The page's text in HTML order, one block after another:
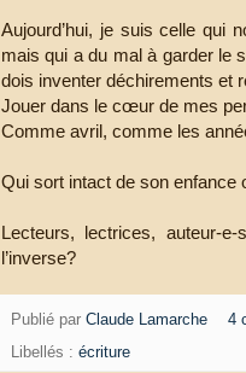
Aujourd’hui, je suis celle qui
mais qui a du mal à garder le
dois inventer déchirements et
Jouer dans le cœur de mes
Comme avril, comme les
Qui sort intact de son enfance
Lecteurs, lectrices, auteur-
l’inverse?
Publié par Claude Lamarche
4
Libellés : écriture